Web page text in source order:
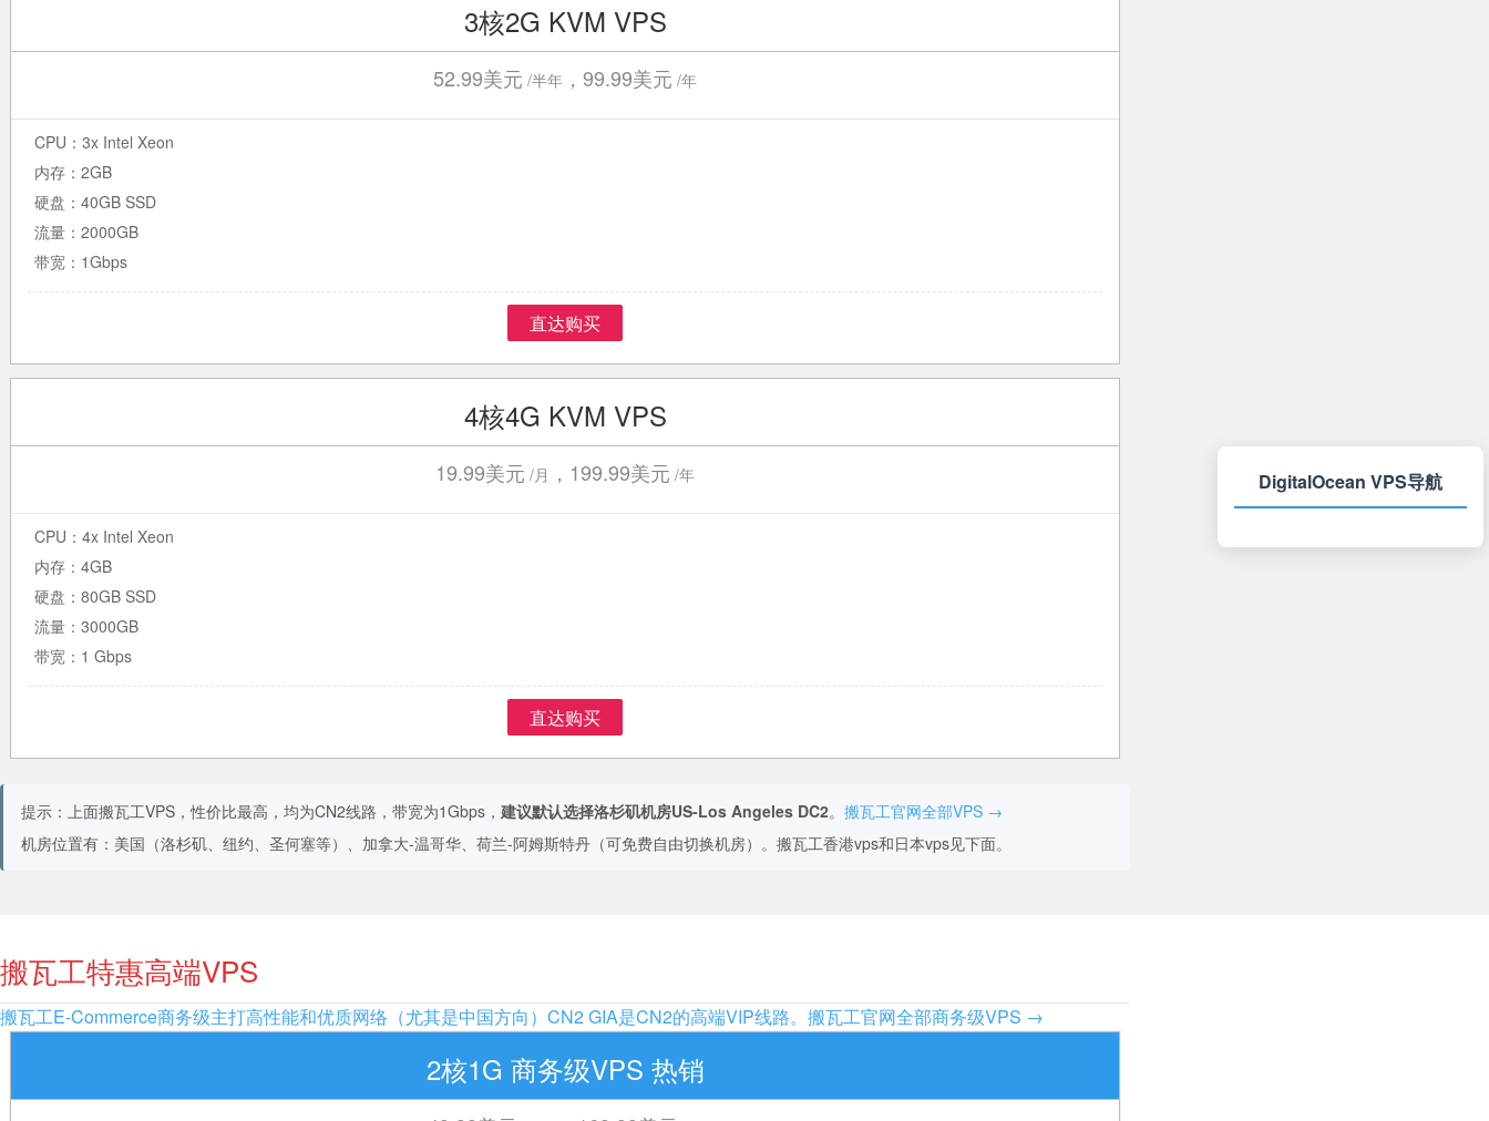
DigitalOcean VPS导航
3核2G KVM VPS
52.99美元 /半年 ，99.99美元 /年
CPU：3x Intel Xeon
内存：2GB
硬盘：40GB SSD
流量：2000GB
带宽：1Gbps
直达购买
4核4G KVM VPS
19.99美元 /月 ，199.99美元 /年
CPU：4x Intel Xeon
内存：4GB
硬盘：80GB SSD
流量：3000GB
带宽：1 Gbps
直达购买
提示：上面搬瓦工VPS，性价比最高，均为CN2线路，带宽为1Gbps， 建议默认选择洛杉矶机房US-Los Angeles DC2。 搬瓦工官网全部VPS →
机房位置有：美国（洛杉矶、纽约、圣何塞等）、加拿大-温哥华、荷兰-阿姆斯特丹（可免费自由切换机房）。搬瓦工香港vps和日本vps见下面。
搬瓦工特惠高端VPS
搬瓦工E-Commerce商务级主打高性能和优质网络（尤其是中国方向）CN2 GIA是CN2的高端VIP线路。搬瓦工官网全部商务级VPS →
2核1G 商务级VPS 热销